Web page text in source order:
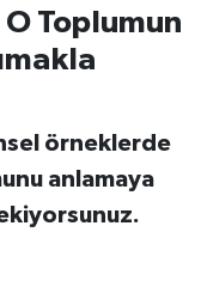
Toplumun
örneklerde
anlamaya